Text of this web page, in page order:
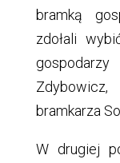
bramką
zdołali
bramkarza
W drugiej